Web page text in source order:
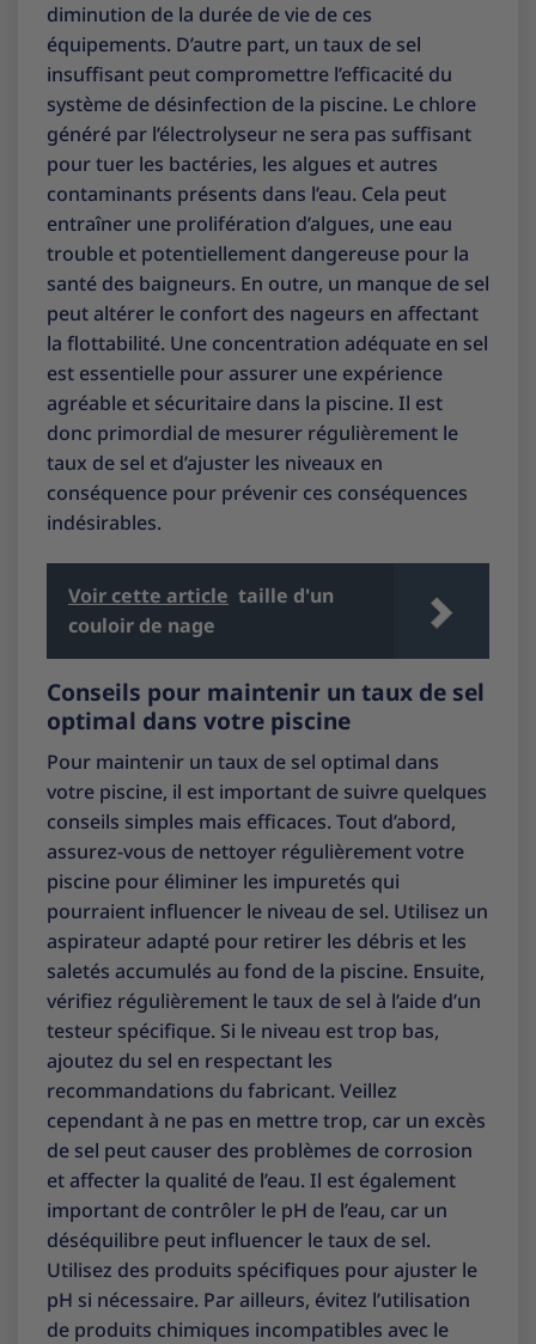
diminution de la durée de vie de ces
équipements. D’autre part, un taux de sel
insuffisant peut compromettre l’efficacité du
système de désinfection de la piscine. Le chlore
généré par l’électrolyseur ne sera pas suffisant
pour tuer les bactéries, les algues et autres
contaminants présents dans l’eau. Cela peut
entraîner une prolifération d’algues, une eau
trouble et potentiellement dangereuse pour la
santé des baigneurs. En outre, un manque de sel
peut altérer le confort des nageurs en affectant
la flottabilité. Une concentration adéquate en sel
est essentielle pour assurer une expérience
agréable et sécuritaire dans la piscine. Il est
donc primordial de mesurer régulièrement le
taux de sel et d’ajuster les niveaux en
conséquence pour prévenir ces conséquences
indésirables.
Voir cette article taille d'un
couloir de nage
Conseils pour maintenir un taux de sel
optimal dans votre piscine
Pour maintenir un taux de sel optimal dans
votre piscine, il est important de suivre quelques
conseils simples mais efficaces. Tout d’abord,
assurez-vous de nettoyer régulièrement votre
piscine pour éliminer les impuretés qui
pourraient influencer le niveau de sel. Utilisez un
aspirateur adapté pour retirer les débris et les
saletés accumulés au fond de la piscine. Ensuite,
vérifiez régulièrement le taux de sel à l’aide d’un
testeur spécifique. Si le niveau est trop bas,
ajoutez du sel en respectant les
recommandations du fabricant. Veillez
cependant à ne pas en mettre trop, car un excès
de sel peut causer des problèmes de corrosion
et affecter la qualité de l’eau. Il est également
important de contrôler le pH de l’eau, car un
déséquilibre peut influencer le taux de sel.
Utilisez des produits spécifiques pour ajuster le
pH si nécessaire. Par ailleurs, évitez l’utilisation
de produits chimiques incompatibles avec le